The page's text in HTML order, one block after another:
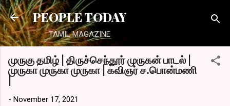
Skip to main content
PEOPLE TODAY
TAMIL MAGAZINE
முருகு தமிழ் | திருச்செந்தூர் முருகன் பாடல் |
முருகா முருகா முருகா | கவிஞர் ச.பொன்மணி
|
- November 17, 2021